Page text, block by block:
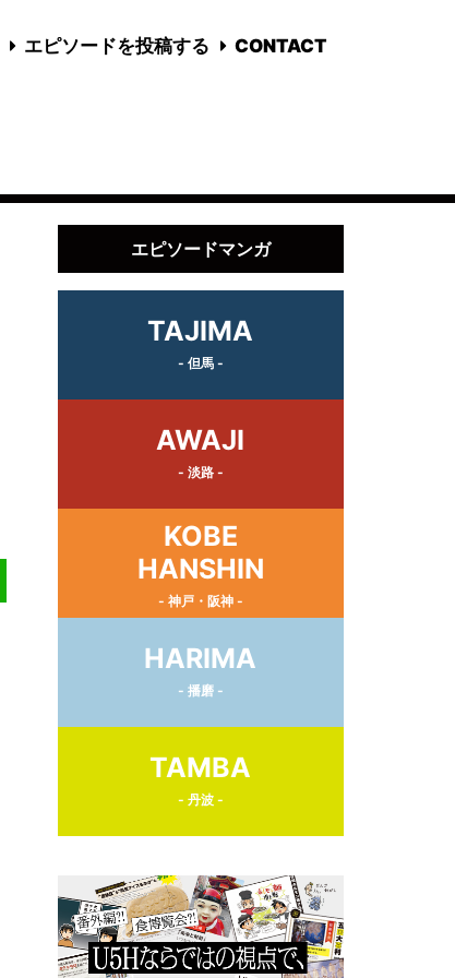
エピソードを投稿する CONTACT
エピソードマンガ
TAJIMA
- 但馬 -
AWAJI
- 淡路 -
KOBE
HANSHIN
- 神戸・阪神 -
HARIMA
- 播磨 -
TAMBA
- 丹波 -